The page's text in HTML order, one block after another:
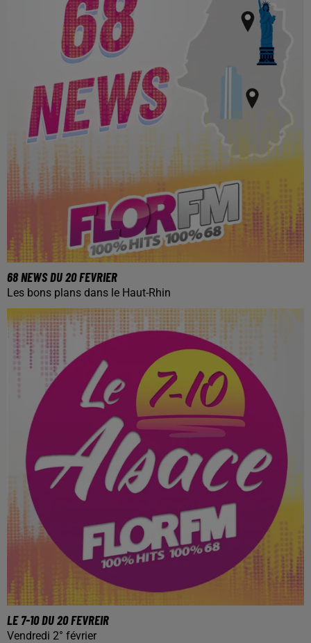
68 NEWS DU 20 FEVRIER
Les bons plans dans le Haut-Rhin
LE 7-10 DU 20 FEVREIR
Vendredi 2° février